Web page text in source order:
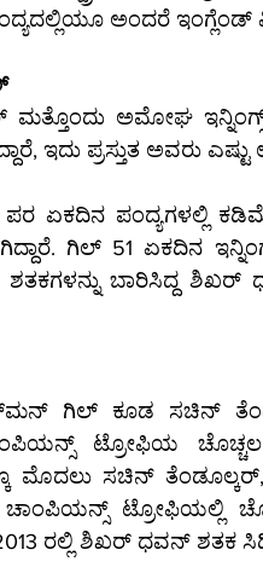
ಅಂದರೆ ಇಂಗ್ಲೆಂಡ್
ಅಮೋಘ ಇನ್ನಿಂಗ್ಸ್
ಕಡಿಮೆ ಇನ್ನಿಂಗ್ಸ್‌ಗಳಲ್ಲಿ 8 ಶತಕಗಳನ್ನು
ಇನ್ನಿಂಗ್ಸ್‌ಗಳಲ್ಲಿ ಈ ಸಾಧನೆ ಮಾಡಿದ್ದರೆ, ಇದಕ್ಕೂ ಮೊದಲು
ಗಿಲ್ ಕೂಡ ಸಚಿನ್
ಟ್ರೋಫಿಯ ಚೊಚ್ಚಲ
ಮೊದಲು ಸಚಿನ್
ಚಾಂಪಿಯನ್ಸ್ ಟ್ರೋಫಿಯಲ್ಲಿ
ರಲ್ಲಿ ಶಿಖರ್ ಧವನ್ ಶತಕ